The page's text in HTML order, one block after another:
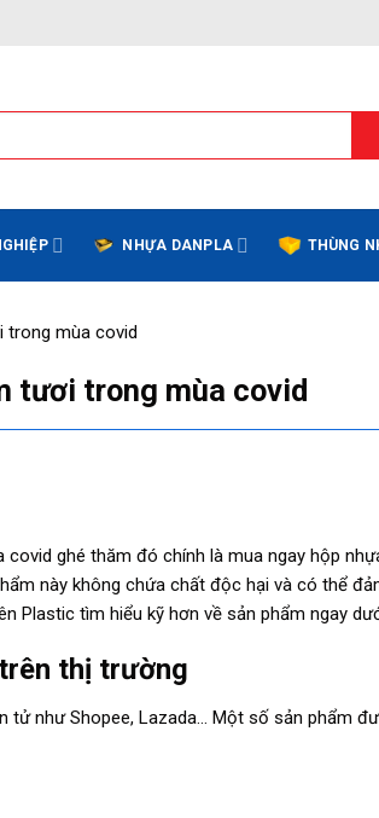
NHỰA DANPLA THÙNG
trong mùa covid
tươi trong mùa covid
ghé thăm đó chính là mua ngay hộp
này không chứa chất độc hại và có thể
Plastic tìm hiểu kỹ hơn về sản phẩm ngay
thị trường
như Shopee, Lazada… Một số sản phẩm